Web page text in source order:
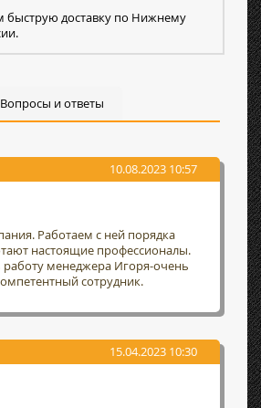
быструю доставку по Нижнему
Вопросы и ответы
10.08.2023 10:57
Работаем с ней порядка
настоящие профессионалы.
работу менеджера Игоря-очень
сотрудник.
15.04.2023 10:30